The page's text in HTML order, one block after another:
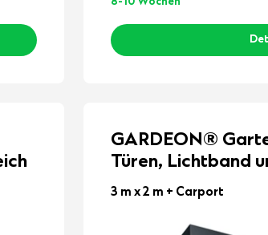
GARDEON®
Türen, Lichtband
3 m x 2 m + Carport